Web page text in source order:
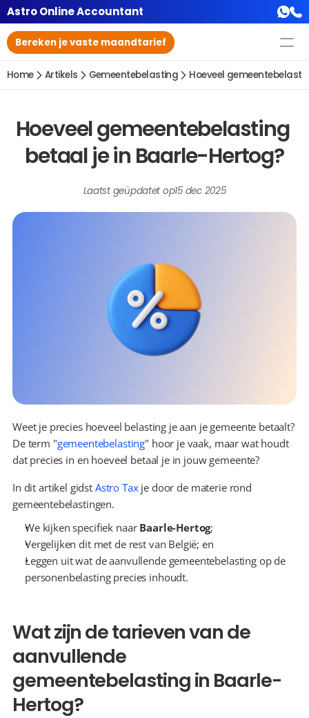
Astro Online Accountant
Bereken je vaste maandtarief
Home Artikels Gemeentebelasting Hoeveel
Hoeveel gemeentebelasting
betaal je in Baarle-Hertog?
Laatst geüpdatet op15 dec 2025
Weet je precies hoeveel belasting je aan je gemeente betaalt?
De term "gemeentebelasting" hoor je vaak, maar wat houdt
dat precies in en hoeveel betaal je in jouw gemeente?
In dit artikel gidst Astro Tax je door de materie rond
gemeentebelastingen.
We kijken specifiek naar Baarle-Hertog;
Vergelijken dit met de rest van België; en
Leggen uit wat de aanvullende gemeentebelasting op de
personenbelasting precies inhoudt.
Wat zijn de tarieven van de
aanvullende
gemeentebelasting in Baarle-
Hertog?